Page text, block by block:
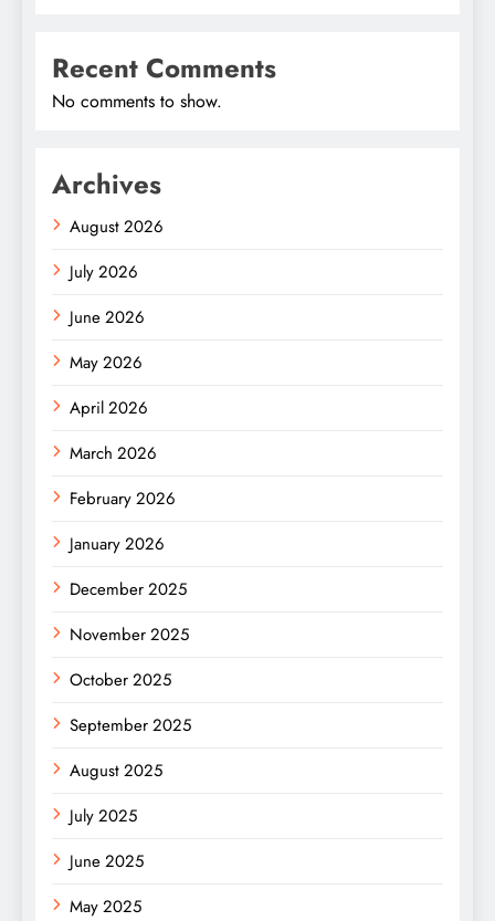
Recent Comments
No comments to show.
Archives
August 2026
July 2026
June 2026
May 2026
April 2026
March 2026
February 2026
January 2026
December 2025
November 2025
October 2025
September 2025
August 2025
July 2025
June 2025
May 2025